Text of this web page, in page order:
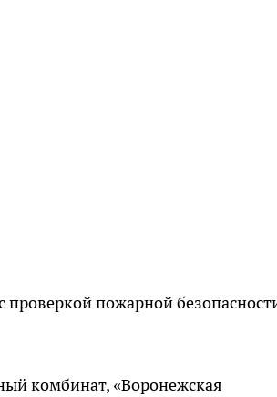
проверкой пожарной
комбинат, «Воронежская